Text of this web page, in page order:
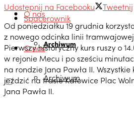
O nas
Archiwum
Spacerownik
O nas
Archiwum
Udostępnij na Facebooku
Tweetnij
Od poniedziałku 19 grudnia
z nowego odcinka linii
Pierwszy historyczny kurs ruszy o
w rejonie Mecu i po sześciu
na rondzie Jana Pawła II.
jeździć na trasie Katowice Plac
Jana Pawła II.